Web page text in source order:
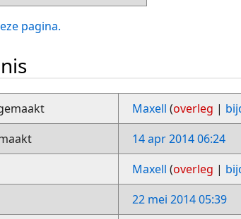
pagina.
Maxell (overleg |
14 apr 2014 06:24
Maxell (overleg |
22 mei 2014 05:39